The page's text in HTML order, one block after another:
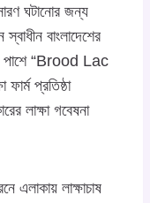
ঘটানোর জন্য
বাংলাদেশের
পাশে “Brood Lac
প্রতিষ্ঠা
লাক্ষা গবেষনা
এলাকায় লাক্ষাচাষ